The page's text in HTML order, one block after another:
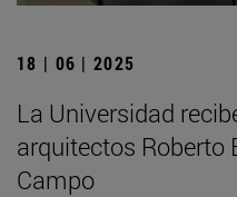
18 | 06 | 2025
La Universidad
arquitectos Roberto
Campo